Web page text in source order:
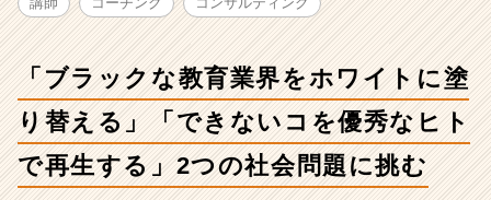
ト
り
替
え
る」
「で
き
「ブラックな教育業界をホワイトに塗
り替える」「できないコを優秀なヒト
で再生する」2つの社会問題に挑む